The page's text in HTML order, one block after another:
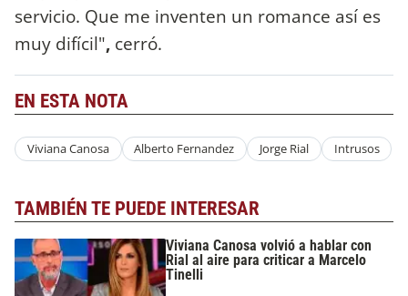
servicio. Que me inventen un romance así es
muy difícil", cerró.
EN ESTA NOTA
Viviana Canosa Alberto Fernandez Jorge Rial Intrusos
TAMBIÉN TE PUEDE INTERESAR
Viviana Canosa volvió a hablar con
Rial al aire para criticar a Marcelo
Tinelli